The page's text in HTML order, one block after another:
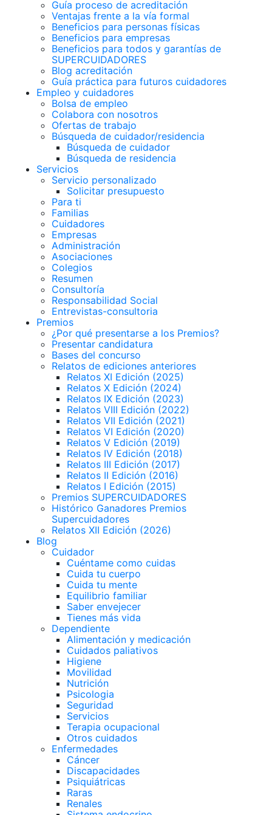
Guía proceso de acreditación
Ventajas frente a la vía formal
Beneficios para personas físicas
Beneficios para empresas
Beneficios para todos y garantías de
SUPERCUIDADORES
Blog acreditación
Guía práctica para futuros cuidadores
Empleo y cuidadores
Bolsa de empleo
Colabora con nosotros
Ofertas de trabajo
Búsqueda de cuidador/residencia
Búsqueda de cuidador
Búsqueda de residencia
Servicios
Servicio personalizado
Solicitar presupuesto
Para ti
Familias
Cuidadores
Empresas
Administración
Asociaciones
Colegios
Resumen
Consultoría
Responsabilidad Social
Entrevistas-consultoria
Premios
¿Por qué presentarse a los Premios?
Presentar candidatura
Bases del concurso
Relatos de ediciones anteriores
Relatos XI Edición (2025)
Relatos X Edición (2024)
Relatos IX Edición (2023)
Relatos VIII Edición (2022)
Relatos VII Edición (2021)
Relatos VI Edición (2020)
Relatos V Edición (2019)
Relatos IV Edición (2018)
Relatos III Edición (2017)
Relatos II Edición (2016)
Relatos I Edición (2015)
Premios SUPERCUIDADORES
Histórico Ganadores Premios
Supercuidadores
Relatos XII Edición (2026)
Blog
Cuidador
Cuéntame como cuidas
Cuida tu cuerpo
Cuida tu mente
Equilibrio familiar
Saber envejecer
Tienes más vida
Dependiente
Alimentación y medicación
Cuidados paliativos
Higiene
Movilidad
Nutrición
Psicologia
Seguridad
Servicios
Terapia ocupacional
Otros cuidados
Enfermedades
Cáncer
Discapacidades
Psiquiátricas
Raras
Renales